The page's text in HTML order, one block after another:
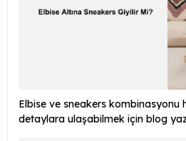
Elbise ve sneakers kombinasyonu
detaylara ulaşabilmek için blog